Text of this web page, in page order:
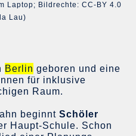
Laptop; Bildrechte: CC-BY 4.0
Lau)
Berlin geboren und eine
für inklusive
Raum.
beginnt Schöler
Haupt-Schule. Schon